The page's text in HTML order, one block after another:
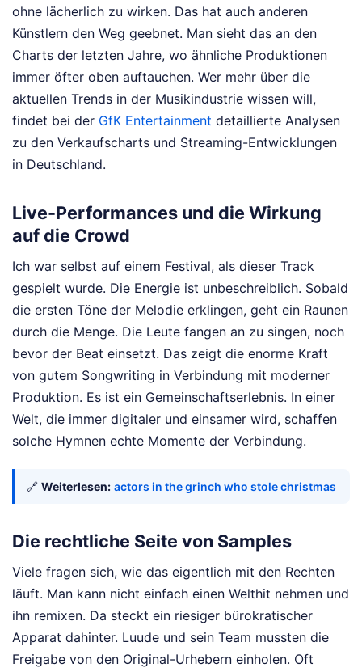
ohne lächerlich zu wirken. Das hat auch anderen
Künstlern den Weg geebnet. Man sieht das an den
Charts der letzten Jahre, wo ähnliche Produktionen
immer öfter oben auftauchen. Wer mehr über die
aktuellen Trends in der Musikindustrie wissen will,
findet bei der GfK Entertainment detaillierte Analysen
zu den Verkaufscharts und Streaming-Entwicklungen
in Deutschland.
Live-Performances und die Wirkung
auf die Crowd
Ich war selbst auf einem Festival, als dieser Track
gespielt wurde. Die Energie ist unbeschreiblich. Sobald
die ersten Töne der Melodie erklingen, geht ein Raunen
durch die Menge. Die Leute fangen an zu singen, noch
bevor der Beat einsetzt. Das zeigt die enorme Kraft
von gutem Songwriting in Verbindung mit moderner
Produktion. Es ist ein Gemeinschaftserlebnis. In einer
Welt, die immer digitaler und einsamer wird, schaffen
solche Hymnen echte Momente der Verbindung.
🔗 Weiterlesen: actors in the grinch who stole christmas
Die rechtliche Seite von Samples
Viele fragen sich, wie das eigentlich mit den Rechten
läuft. Man kann nicht einfach einen Welthit nehmen und
ihn remixen. Da steckt ein riesiger bürokratischer
Apparat dahinter. Luude und sein Team mussten die
Freigabe von den Original-Urhebern einholen. Oft